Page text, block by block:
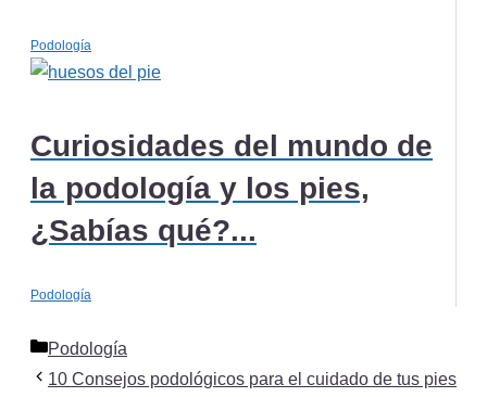
Podología
Curiosidades del mundo de
la podología y los pies,
¿Sabías qué?...
Podología
Categorías
Podología
10 Consejos podológicos para el cuidado de tus pies